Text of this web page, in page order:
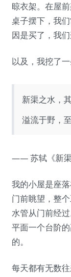
晾衣架。在屋
桌子摆下，我
因是买了，我
以及，我挖了一
新渠之水，
溢流于野，
—— 苏轼《新渠
我的小屋是座
门前眺望，整
水管从门前经
平面一个台阶
的。
每天都有无数